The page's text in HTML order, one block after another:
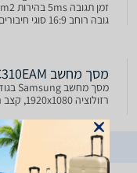
מסך מחשב Samsung Essenial S3 S31C S24C310EAM
רזולוציה 1920x1080, קצב רענון 75Hz, מן תגובה 5ms, חיבור HDMI וחיבור VGA